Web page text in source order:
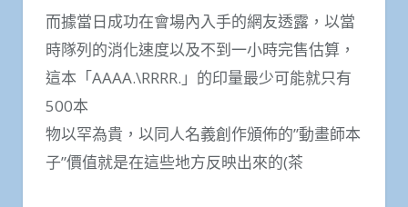
而據當日成功在會場內入手的網友透露，以當
時隊列的消化速度以及不到一小時完售估算，
這本「AAAA.\RRRR.」的印量最少可能就只有
500本
物以罕為貴，以同人名義創作頒佈的”動畫師本
子”價值就是在這些地方反映出來的(茶